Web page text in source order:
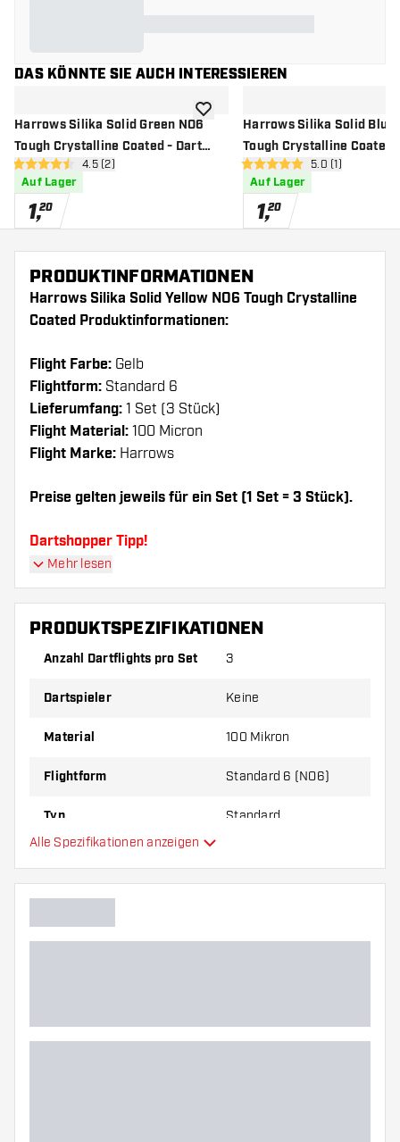
DAS KÖNNTE SIE AUCH INTERESSIEREN
Harrows Silika Solid Green NO6
Tough Crystalline Coated - Dart
Flights Bewertungsbereich öffnen
4.5 Bewertungssterne
4.5 (2)
Auf Lager
1,20
Zur Wunschliste hinzufügen
Harrows Silika Solid Blue
Tough Crystalline Coated
Flights
5 Bewertungssterne
5.0 (1)
Auf Lager
1,20
PRODUKTINFORMATIONEN
Harrows Silika Solid Yellow NO6 Tough Crystalline
Coated Produktinformationen:
Flight Farbe: Gelb
Flightform: Standard 6
Lieferumfang: 1 Set (3 Stück)
Flight Material: 100 Micron
Flight Marke: Harrows
Preise gelten jeweils für ein Set (1 Set = 3 Stück).
Dartshopper Tipp!
Sorgen Sie für genügend Ersatz Flights und
abnutzen oder brechen.
Material oder eine andere Dicke der Flights aus,
um herauszufinden, welche Variante am besten
Mehr lesen
PRODUKTSPEZIFIKATIONEN
Anzahl Dartflights pro Set 3
Dartspieler Keine
Material 100 Mikron
Flightform Standard 6 (NO6)
Typ Standard
Hauptfarbe
Alle Spezifikationen anzeigen